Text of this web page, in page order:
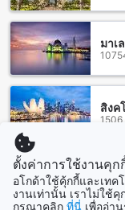
ส่งเสริมที่ให้คุณไปเ
นอกจากนี้ยังมีหาดทุ่
สงบ คุณสามารถแวะ
และหากคุณชื่นชอบ
ชมตลาดผลไม้ใกล้ๆ
นอกจากนี้ยังมีสถาน
ชุมพร โครงการพัฒ
เขามัทรี และเกาะป
ประทับใจ และยังมีส
กายได้อย่างสบายๆ
สถานีรถไฟใกล้ โรง
มาเ
สิงค
1506
ตั้งค่าการใช้งานคุก
อโกด้าใช้คุ้กกี้และเท
งานเท่านั้น เราไม่ใช้
กรุณาคลิก ที่นี่ เพื่ออ่า